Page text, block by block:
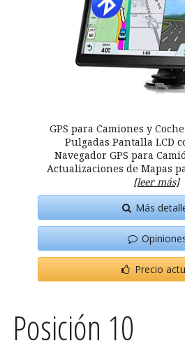
GPS para Camiones y
Pulgadas Pantalla LCD
Navegador GPS para
Actualizaciones de Mapas
[leer más]
Más
Precio
Posición 10